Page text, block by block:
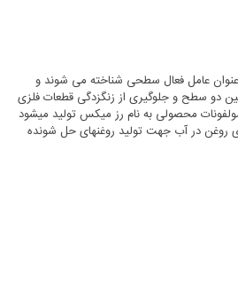
عامل فعال سطحی شناخته می شوند و
موجب کاهش انبساط سطحی و کشش بین دو سطح و جلوگیری از زنگ‎زدگی قطعات فلزی
می‎شوند. با تنظیم HLB سدیم پترولیوم سولفونات محصولی به نام رز میکس تولید می‎شود
که به عنوان امولسیفایر برای امولیسیونهای روغن در آب جهت تولید روغن‎های حل شونده